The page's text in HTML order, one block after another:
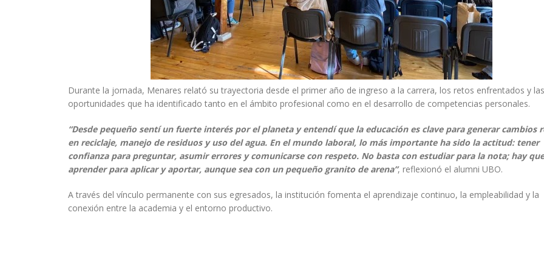
Durante la jornada, Menares relató su trayectoria desde el primer año de ingreso a la carrera, los retos enfrentados y las
oportunidades que ha identificado tanto en el ámbito profesional como en el desarrollo de competencias personales.
“Desde pequeño sentí un fuerte interés por el planeta y entendí que la educación es clave para generar cambios
en reciclaje, manejo de residuos y uso del agua. En el mundo laboral, lo más importante ha sido la actitud: tener
confianza para preguntar, asumir errores y comunicarse con respeto. No basta con estudiar para la nota; hay que
aprender para aplicar y aportar, aunque sea con un pequeño granito de arena”, reflexionó el alumni UBO.
A través del vínculo permanente con sus egresados, la institución fomenta el aprendizaje continuo, la empleabilidad y la
conexión entre la academia y el entorno productivo.